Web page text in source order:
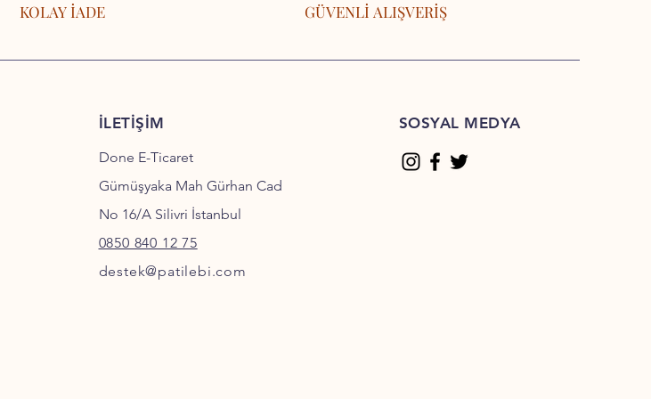
KOLAY İADE GÜVENLİ ALIŞVERİŞ
İLETİŞİM
Done E-Ticaret
Gümüşyaka Mah Gürhan Cad
No 16/A Silivri İstanbul
0850 840 12 75
destek@patilebi.com
SOSYAL MEDYA